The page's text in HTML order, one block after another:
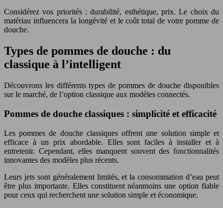
Considérez vos priorités : durabilité, esthétique, prix. Le choix du
matériau influencera la longévité et le coût total de votre pomme de
douche.
Types de pommes de douche : du
classique à l’intelligent
Découvrons les différents types de pommes de douche disponibles
sur le marché, de l’option classique aux modèles connectés.
Pommes de douche classiques : simplicité et efficacité
Les pommes de douche classiques offrent une solution simple et
efficace à un prix abordable. Elles sont faciles à installer et à
entretenir. Cependant, elles manquent souvent des fonctionnalités
innovantes des modèles plus récents.
Leurs jets sont généralement limités, et la consommation d’eau peut
être plus importante. Elles constituent néanmoins une option fiable
pour ceux qui recherchent une solution simple et économique.